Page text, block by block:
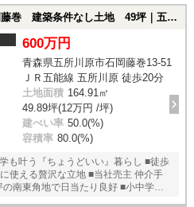
ELM徒歩4分！｜五所川原市石岡藤巻 建築条件なし土地 49坪｜五所川原市石岡藤巻13-51の土地
600万円
青森県五所川原市石岡藤巻13-51
ＪＲ五能線 五所川原 徒歩20分
土地面積 164.91㎡
49.89坪(12万円 /坪)
建ぺい率 50.0(%)
容積率 80.0(%)
も叶う『ちょうどいい』暮らし ■徒歩
使える贅沢な立地 ■当社売主 仲介手
南東角地で日当たり良好 ■小中学校